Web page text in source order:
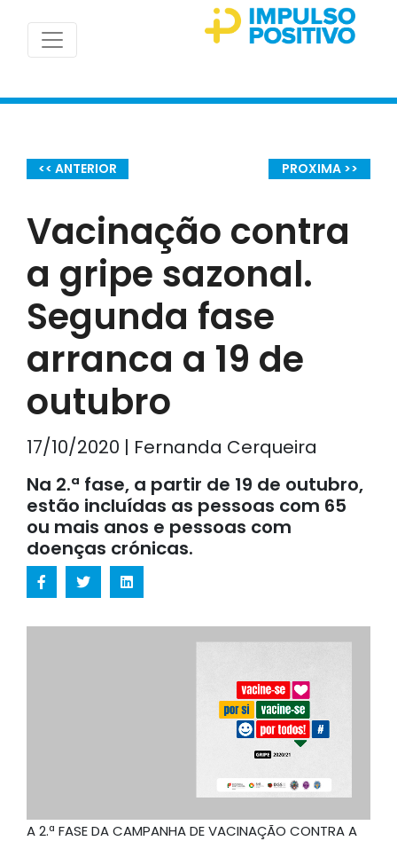
<< ANTERIOR PROXIMA >>
Vacinação contra
a gripe sazonal.
Segunda fase
arranca a 19 de
outubro
17/10/2020 | Fernanda Cerqueira
Na 2.ª fase, a partir de 19 de outubro,
estão incluídas as pessoas com 65
ou mais anos e pessoas com
doenças crónicas.
A 2.ª FASE DA CAMPANHA DE VACINAÇÃO CONTRA A